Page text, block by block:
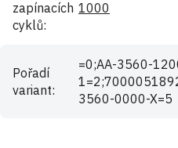
zapínacích
cyklů:
1000
Pořadí
variant:
=0;AA-3560-
3560-0000-X=5